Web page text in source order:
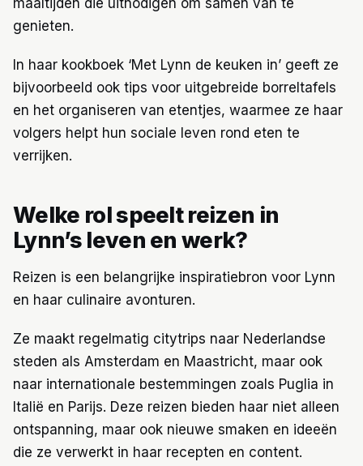
genieten.
In haar kookboek ‘Met Lynn de keuken in’ geeft ze
bijvoorbeeld ook tips voor uitgebreide borreltafels
en het organiseren van etentjes, waarmee ze haar
volgers helpt hun sociale leven rond eten te
verrijken.
Welke rol speelt reizen in
Lynn’s leven en werk?
Reizen is een belangrijke inspiratiebron voor Lynn
en haar culinaire avonturen.
Ze maakt regelmatig citytrips naar Nederlandse
steden als Amsterdam en Maastricht, maar ook
naar internationale bestemmingen zoals Puglia in
Italië en Parijs. Deze reizen bieden haar niet alleen
ontspanning, maar ook nieuwe smaken en ideeën
die ze verwerkt in haar recepten en content.